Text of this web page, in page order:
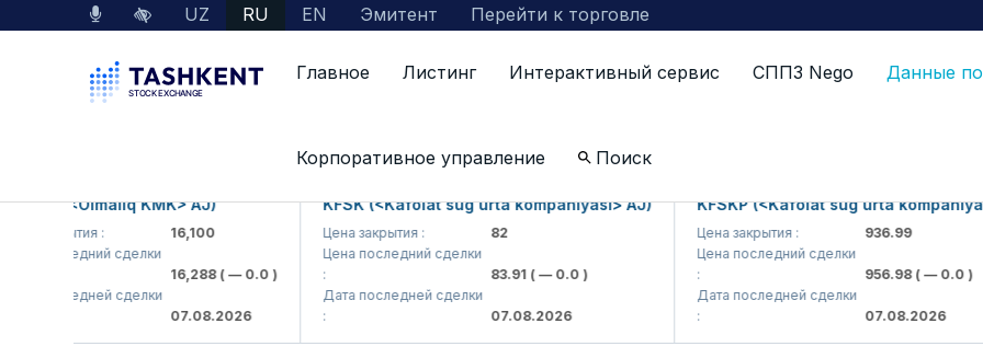
UZ RU EN Эмитент Перейти к торговле
Главное Листинг Интерактивный сервис СППЗ Nego Данные
Корпоративное управление Поиск
Информация о компании
(<Olmaliq KMK> AJ)
16,100
последний сделки
16,288( — 0.0 )
последней сделки
07.08.2026
KFSK (<Kafolat sug'urta kompaniyasi> AJ)
Цена закрытия :
Цена последний сделки
83.91( — 0.0 )
Дата последней сделки
07.08.2026
KFSKP (<Kafolat sug'urta kompaniyasi>
Цена закрытия :
936.99
Цена последний сделки
956.98( — 0.0 )
Дата последней сделки
07.08.2026